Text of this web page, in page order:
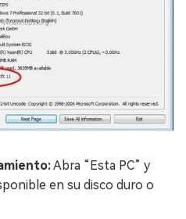
Abra “Esta PC” y
en su disco duro o